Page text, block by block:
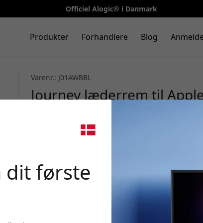
Officiel Alogic® i Danmark
Produkter Forhandlere Blog
Varenr.: J01AWBBL
Journey læderrem til
fuldnarvet Heinen-læder,
dit første
Brug denne